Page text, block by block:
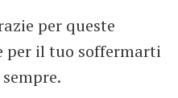
per queste
per il tuo soffermarti